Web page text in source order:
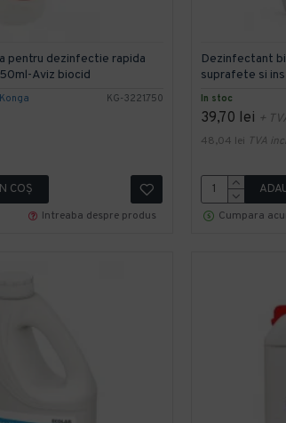
Konga KG-3221.750
pentru dezinfectie rapida
Aviz biocid
COŞ
Intreaba despre produs
In stoc
Dezinfectant
suprafete si
39,70 lei +
48,04 lei TVA
Cumpara